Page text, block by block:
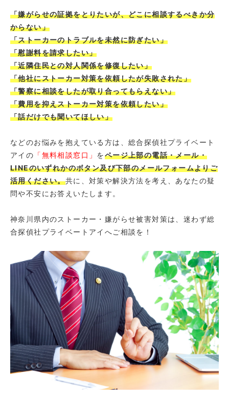
「嫌がらせの証拠をとりたいが、どこに相談するべきか分
からない」
「ストーカーのトラブルを未然に防ぎたい」
「慰謝料を請求したい」
「近隣住民との対人関係を修復したい」
「他社にストーカー対策を依頼したが失敗された」
「警察に相談をしたが取り合ってもらえない」
「費用を抑えストーカー対策を依頼したい」
「話だけでも聞いてほしい」
などのお悩みを抱えている方は、総合探偵社プライベート
アイの 「無料相談窓口」 をページ上部の電話・メール・
LINEのいずれかのボタン及び下部のメールフォームよりご
活用ください。共に、対策や解決方法を考え、あなたの疑
問や不安にお答えいたします。
神奈川県内のストーカー・嫌がらせ被害対策は、迷わず総
合探偵社プライベートアイへご相談を！